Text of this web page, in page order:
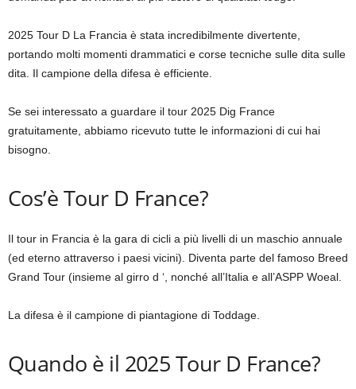
2025 Tour D La Francia è stata incredibilmente divertente,
portando molti momenti drammatici e corse tecniche sulle dita sulle
dita. Il campione della difesa è efficiente.
Se sei interessato a guardare il tour 2025 Dig France
gratuitamente, abbiamo ricevuto tutte le informazioni di cui hai
bisogno.
Cos’è Tour D France?
Il tour in Francia è la gara di cicli a più livelli di un maschio annuale
(ed eterno attraverso i paesi vicini). Diventa parte del famoso Breed
Grand Tour (insieme al girro d ‘, nonché all’Italia e all’ASPP Woeal.
La difesa è il campione di piantagione di Toddage.
Quando è il 2025 Tour D France?